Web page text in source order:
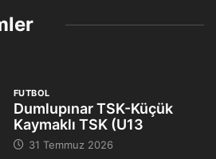
FUTBOL
Dumlupınar TSK-Küçük
Kaymaklı TSK (U13
31 Temmuz 2026